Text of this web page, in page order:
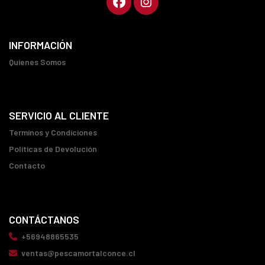
INFORMACIÓN
Quienes Somos
SERVICIO AL CLIENTE
Terminos y Condiciones
Políticas de Devolución
Contacto
CONTÁCTANOS
+56948865535
ventas@pescamortalconce.cl